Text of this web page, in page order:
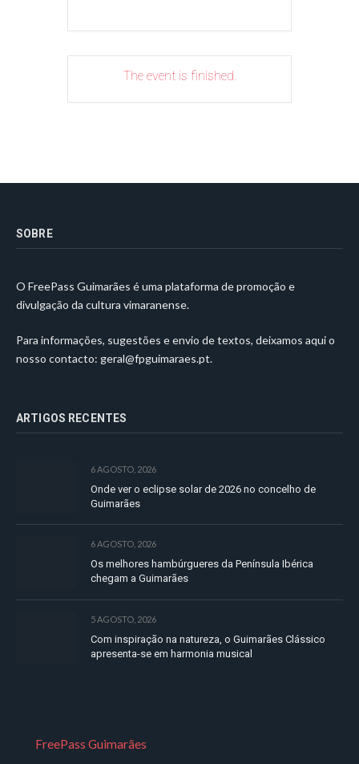
The event is finished.
SOBRE
O FreePass Guimarães é uma plataforma de promoção e
divulgação da cultura vimaranense.
Para informações, sugestões e envio de textos, deixamos aqui o
nosso contacto: geral@fpguimaraes.pt.
ARTIGOS RECENTES
6 AGOSTO, 2026
Onde ver o eclipse solar de 2026 no concelho de
Guimarães
6 AGOSTO, 2026
Os melhores hambúrgueres da Península Ibérica
chegam a Guimarães
5 AGOSTO, 2026
Com inspiração na natureza, o Guimarães Clássico
apresenta-se em harmonia musical
FreePass Guimarães